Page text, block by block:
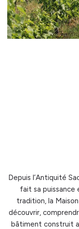
Depuis l’Antiquité
fait sa
tradition, la
découvrir,
bâtiment construit